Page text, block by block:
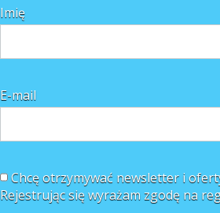
Imię
E-mail
Chcę otrzymywać newsletter i
Rejestrując się wyrażam zgodę na